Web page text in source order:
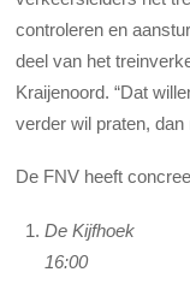
controleren en
deel van het
Kraijenoord. “Dat
verder wil praten, dan
De FNV heeft
De
16:00